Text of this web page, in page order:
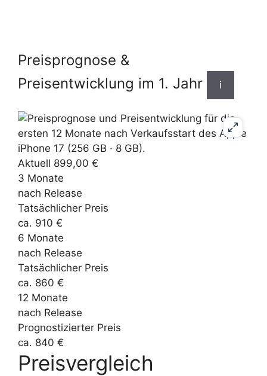
Preisprognose &
Preisentwicklung im 1. Jahr
i
Aktuell 899,00 €
3 Monate
nach Release
Tatsächlicher Preis
ca. 910 €
6 Monate
nach Release
Tatsächlicher Preis
ca. 860 €
12 Monate
nach Release
Prognostizierter Preis
ca. 840 €
Preisvergleich